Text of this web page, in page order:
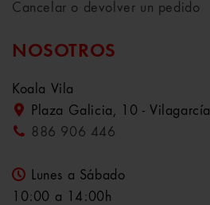
Cancelar o devolver un pedido
NOSOTROS
Koala Vila
Plaza Galicia, 10 - Vilagarcía
886 906 446
Lunes a Sábado
10:00 a 14:00h